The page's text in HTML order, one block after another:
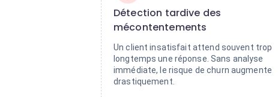
Détection tardive des
mécontentements
Un client insatisfait attend souvent trop
longtemps une réponse. Sans analyse
immédiate, le risque de churn augmente
drastiquement.